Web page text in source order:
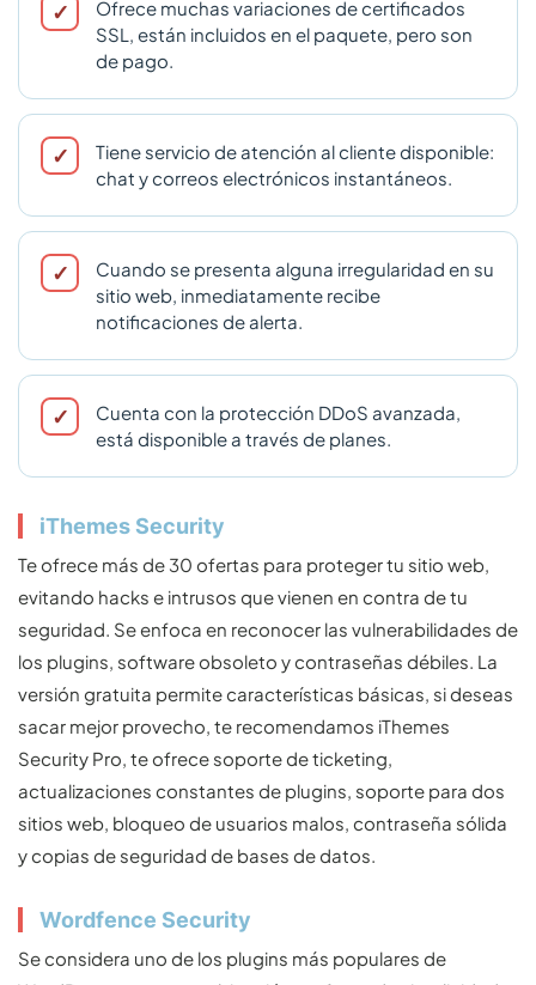
Ofrece muchas variaciones de certificados
SSL, están incluidos en el paquete, pero son
de pago.
Tiene servicio de atención al cliente disponible:
chat y correos electrónicos instantáneos.
Cuando se presenta alguna irregularidad en su
sitio web, inmediatamente recibe
notificaciones de alerta.
Cuenta con la protección DDoS avanzada,
está disponible a través de planes.
iThemes Security
Te ofrece más de 30 ofertas para proteger tu sitio web,
evitando hacks e intrusos que vienen en contra de tu
seguridad. Se enfoca en reconocer las vulnerabilidades de
los plugins, software obsoleto y contraseñas débiles. La
versión gratuita permite características básicas, si deseas
sacar mejor provecho, te recomendamos iThemes
Security Pro, te ofrece soporte de ticketing,
actualizaciones constantes de plugins, soporte para dos
sitios web, bloqueo de usuarios malos, contraseña sólida
y copias de seguridad de bases de datos.
Wordfence Security
Se considera uno de los plugins más populares de